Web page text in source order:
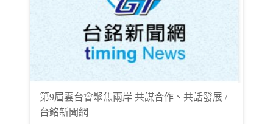
第9屆雲台會聚焦兩岸 共謀合作、共話發展 /
台銘新聞網